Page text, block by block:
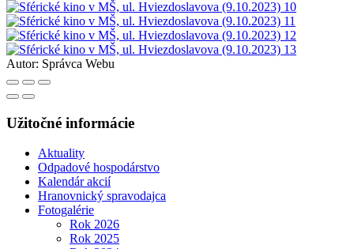
Autor: Správca Webu
Užitočné informácie
Aktuality
Odpadové hospodárstvo
Kalendár akcií
Hranovnický spravodajca
Fotogalérie
Rok 2026
Rok 2025